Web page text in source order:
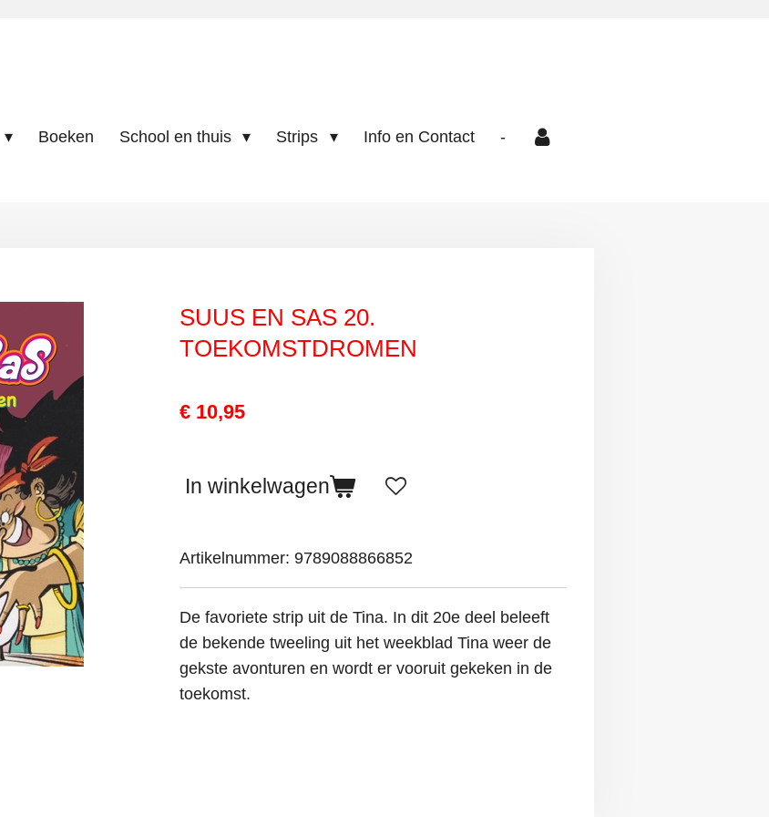
Boeken School en thuis Strips Info en Contact -
SUUS EN SAS 20.
TOEKOMSTDROMEN
€ 10,95
In winkelwagen
Artikelnummer: 9789088866852
De favoriete strip uit de Tina. In dit 20e deel beleeft
de bekende tweeling uit het weekblad Tina weer de
gekste avonturen en wordt er vooruit gekeken in de
toekomst.